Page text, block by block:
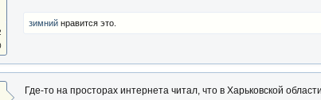
зимнийнравится это.
Где-то на просторах интернета читал, что в Харьковской